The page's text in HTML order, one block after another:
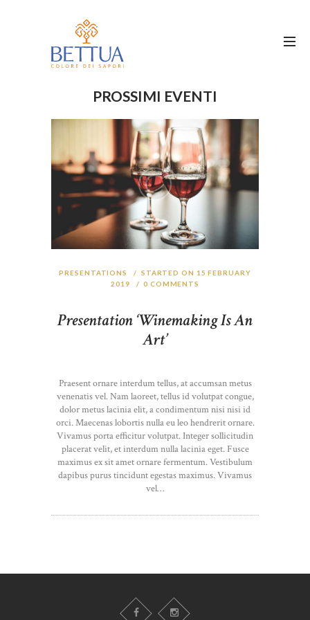
PROSSIMI EVENTI
PRESENTATIONS
STARTED ON 15 FEBRUARY
2019
0 COMMENTS
Presentation ‘Winemaking Is An
Art’
Praesent ornare interdum tellus, at accumsan metus
venenatis vel. Nam laoreet, tellus id volutpat congue,
dolor metus lacinia elit, a condimentum nisi nisi id
orci. Maecenas lobortis nulla eu leo hendrerit ornare.
Vivamus porta efficitur volutpat. Integer sollicitudin
placerat velit, et interdum nulla lacinia eget. Fusce
maximus ex sit amet ornare fermentum. Vestibulum
dapibus purus tincidunt egestas maximus. Vivamus
vel…